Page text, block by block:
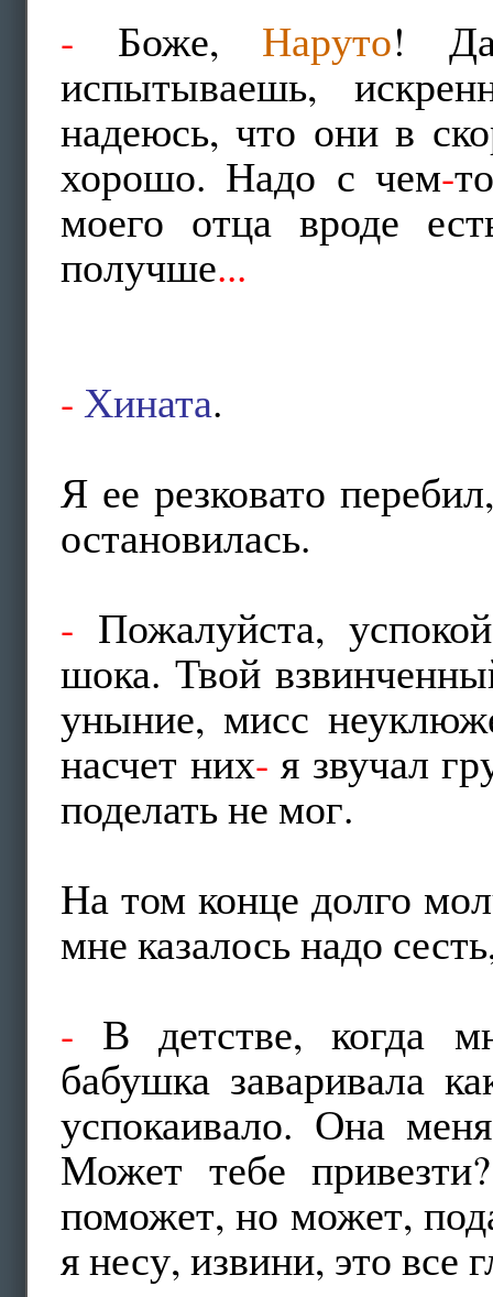
- Боже, Наруто!
испытываешь,
надеюсь, что они в
хорошо. Надо с чем-
моего отца вроде
получше...
-Хината.
Я ее резковато
остановилась.
- Пожалуйста,
шока. Твой
уныние, мисс
насчет них- я звучал
поделать не мог.
На том конце долго
мне казалось надо
- В детстве, когда
бабушка заваривала
успокаивало. Она
Может тебе
поможет, но может,
я несу, извини, это все